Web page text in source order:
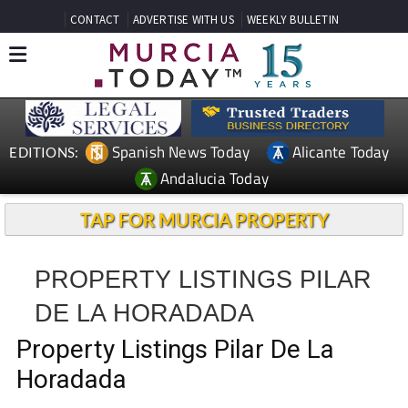
CONTACT ADVERTISE WITH US WEEKLY BULLETIN
EDITIONS: Spanish News Today
Alicante Today
Andalucia Today
TAP FOR MURCIA PROPERTY
PROPERTY LISTINGS PILAR
DE LA HORADADA
Property Listings Pilar De La
Horadada